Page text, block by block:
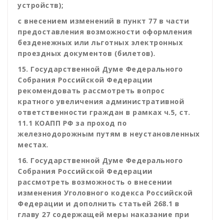
устройств);
с внесением изменений в пункт 77 в части
предоставления возможности оформления
безденежных или льготных электронных
проездных документов (билетов).
15. Государственной Думе Федерального
Собрания Российской Федерации
рекомендовать рассмотреть вопрос
кратного увеличения административной
ответственности граждан в рамках ч.5, ст.
11.1 КОАПП РФ за проход по
железнодорожным путям в неустановленных
местах.
16. Государственной Думе Федерального
Собрания Российской Федерации
рассмотреть возможность о внесении
изменения Уголовного кодекса Российской
Федерации и дополнить статьей 268.1 в
главу 27 содержащей меры наказание при